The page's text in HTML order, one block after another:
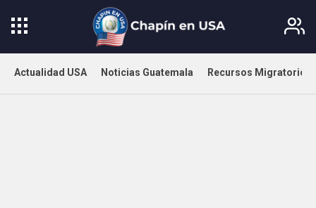
Actualidad USA Noticias Guatemala Recursos Migratorios